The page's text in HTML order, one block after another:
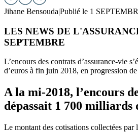
Jihane Bensouda|Publié le 1
LES NEWS DE
SEPTEMBRE
L’encours des contrats d’assurance-vie
d’euros à fin juin 2018, en progression
A la mi-2018, l’encours
dépassait 1 700 milliards
Le montant des cotisations collectées par